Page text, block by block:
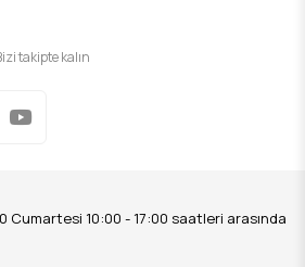
takipte kalın
Cumartesi 10:00 - 17:00 saatleri arasında